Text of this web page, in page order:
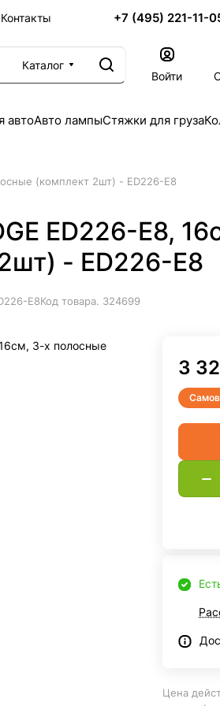
Контакты +7 (495) 221-11-
Каталог
Войти
автоАвто лампыСтяжки для груза
(комплект 2шт) - ED226-E8
ED226-E8,
- ED226-E8
E8Код товара. 324699
3-х полосные
3
Цена